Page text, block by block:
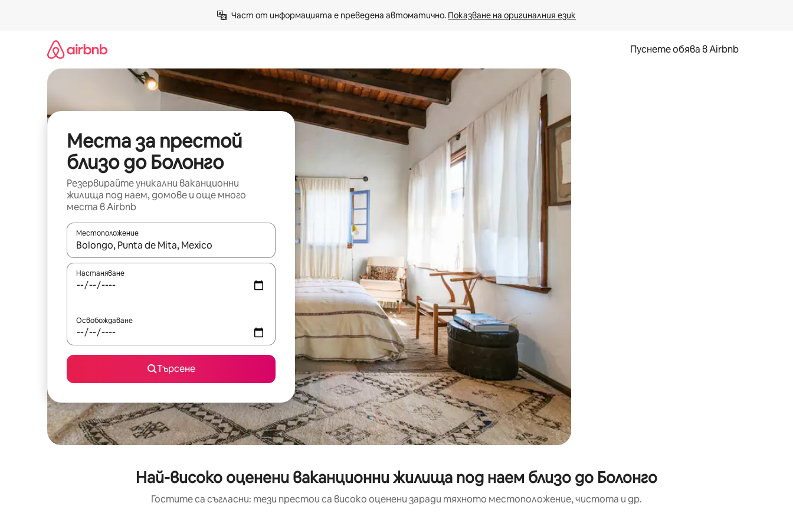
Част от информацията е преведена автоматично. Показване на оригиналния език
Пуснете обява в Airbnb
Места за престой
близо до Болонго
Резервирайте уникални ваканционни
жилища под наем, домове и още много
места в Airbnb
Местоположение
Когато резултатите се покажат, използвайте клавишите със стрелки нагоре и надолу или навигирайте с докосване или плъзгане.
Настаняване
Освобождаване
Търсене
Най-високо оценени ваканционни жилища под наем близо до Болонго
Гостите са съгласни: тези престои са високо оценени заради тяхното местоположение, чистота и др.